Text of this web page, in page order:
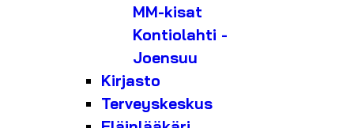
MM-kisat
Kontiolahti -
Joensuu
Kirjasto
Terveyskeskus